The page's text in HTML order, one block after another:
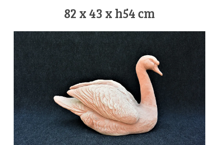
82 x 43 x h54 cm